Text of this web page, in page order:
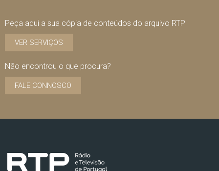
Peça aqui a sua cópia de conteúdos do arquivo RTP
VER SERVIÇOS
Não encontrou o que procura?
FALE CONNOSCO